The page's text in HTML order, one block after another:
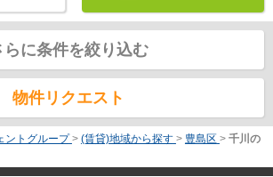
らに条件を絞り込む
物件リクエスト
ントグループ > (賃貸)地域から探す > 豊島区 > 千川の